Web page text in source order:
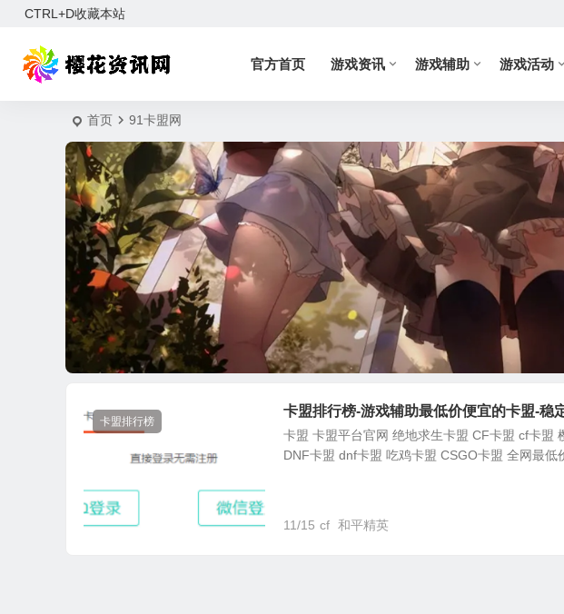
CTRL+D收藏本站
官方首页 游戏资讯 游戏辅助 游戏活动
首页 91卡盟网
卡盟排行榜
卡盟排行榜-游戏辅助最低价便宜的卡盟-稳
卡盟 卡盟平台官网 绝地求生卡盟 CF卡盟 cf卡盟
DNF卡盟 dnf卡盟 吃鸡卡盟 CSGO卡盟 全网最
11/15 cf 和平精英